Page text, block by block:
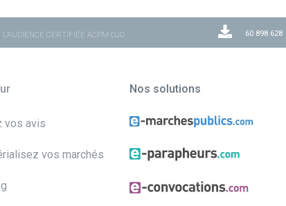
L'AUDIENCE CERTIFIÉE ACPM-OJD 60 898 628
vos avis
vos marchés
Nos solutions